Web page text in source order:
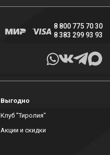
8 800 775 70 30
8 383 299 93 93
Выгодно
Клуб "Тиролия"
Акции и скидки